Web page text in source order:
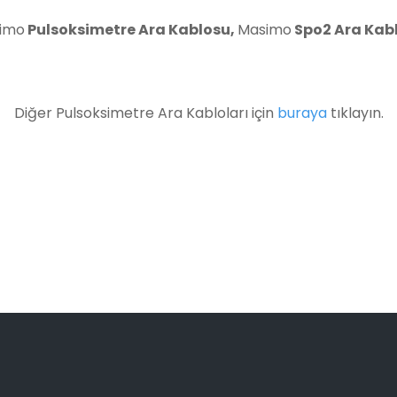
Pulsoksimetre Ara Kablosu, Masimo Spo2 Ara
Diğer Pulsoksimetre Ara Kabloları için buraya tıklayın.